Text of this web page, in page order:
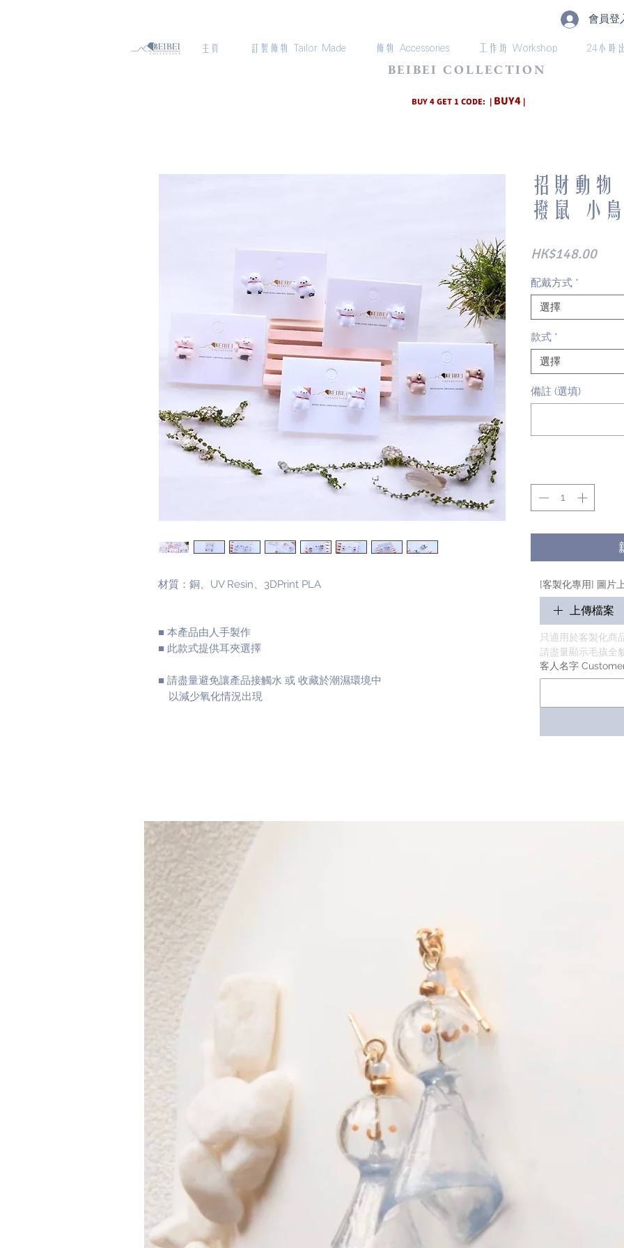
會員
主頁 訂製飾物 Tailor Made 飾物 Accessories 工作坊 Workshop 24小時
BEIBEI COLLECTION
BUY 4 GET 1 CODE: | BUY4|
材質：銅、UV Resin、3DPrint PLA
■ 本產品由人手製作
■ 此款式提供耳夾選擇
■ 請盡量避免讓產品接觸水 或 收藏於潮濕環境中
以減少氧化情況出現
招財動
撥鼠 小
HK$148.00價
配戴方式 *
選擇
款式 *
選擇
備註 (選填)
[客製化專用] 圖片
上傳檔案
只適用於客製化商
請盡量顯示毛孩全
客人名字